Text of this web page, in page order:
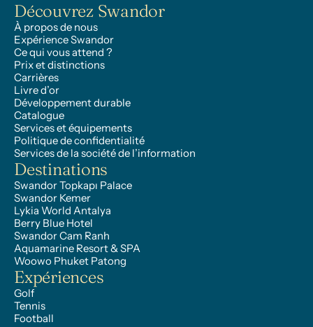
Découvrez Swandor
À propos de nous
Expérience Swandor
Ce qui vous attend ?
Prix et distinctions
Carrières
Livre d’or
Développement durable
Catalogue
Services et équipements
Politique de confidentialité
Services de la société de l’information
Destinations
Swandor Topkapı Palace
Swandor Kemer
Lykia World Antalya
Berry Blue Hotel
Swandor Cam Ranh
Aquamarine Resort & SPA
Woowo Phuket Patong
Expériences
Golf
Tennis
Football